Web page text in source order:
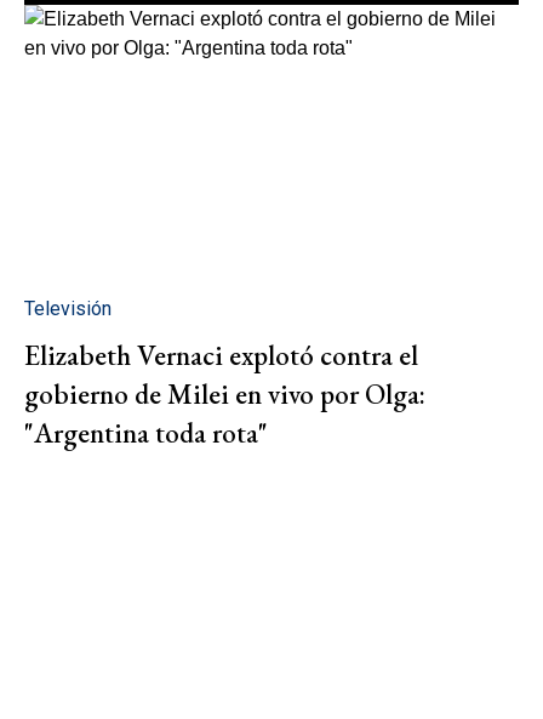
Televisión
Elizabeth Vernaci explotó contra el
gobierno de Milei en vivo por Olga:
"Argentina toda rota"